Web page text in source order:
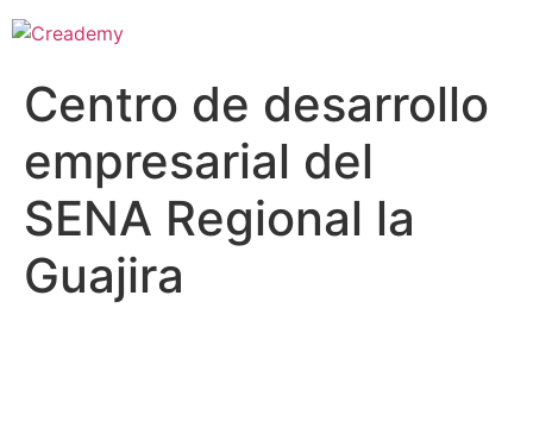
Centro de desarrollo
empresarial del
SENA Regional la
Guajira